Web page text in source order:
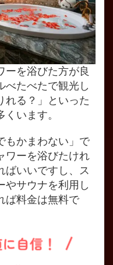
ーを浴びた方が良
べたべたで観光し
れる？」といった
います。
もかまわない」で
ワーを浴びたけれ
ばいいですし、ス
やサウナを利用し
ば料金は無料で